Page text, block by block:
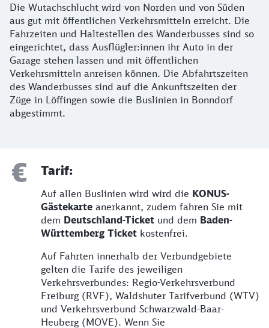
Die Wutachschlucht wird von Norden und von Süden
aus gut mit öffentlichen Verkehrsmitteln erreicht. Die
Fahrzeiten und Haltestellen des Wanderbusses sind so
eingerichtet, dass Ausflügler:innen ihr Auto in der
Garage stehen lassen und mit öffentlichen
Verkehrsmitteln anreisen können. Die Abfahrtszeiten
des Wanderbusses sind auf die Ankunftszeiten der
Züge in Löffingen sowie die Buslinien in Bonndorf
abgestimmt.
Tarif:
Auf allen Buslinien wird wird die KONUS-
Gästekarte anerkannt, zudem fahren Sie mit
dem Deutschland-Ticket und dem Baden-
Württemberg Ticket kostenfrei.
Auf Fahrten innerhalb der Verbundgebiete
gelten die Tarife des jeweiligen
Verkehrsverbundes: Regio-Verkehrsverbund
Freiburg (RVF), Waldshuter Tarifverbund (WTV)
und Verkehrsverbund Schwarzwald-Baar-
Heuberg (MOVE). Wenn Sie